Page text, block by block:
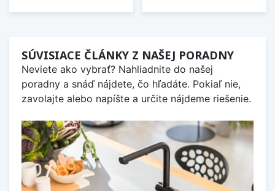
SÚVISIACE ČLÁNKY Z NAŠEJ PORADNY
Neviete ako vybrať? Nahliadnite do našej
poradny a snáď nájdete, čo hľadáte. Pokiaľ nie,
zavolajte alebo napíšte a určite nájdeme riešenie.